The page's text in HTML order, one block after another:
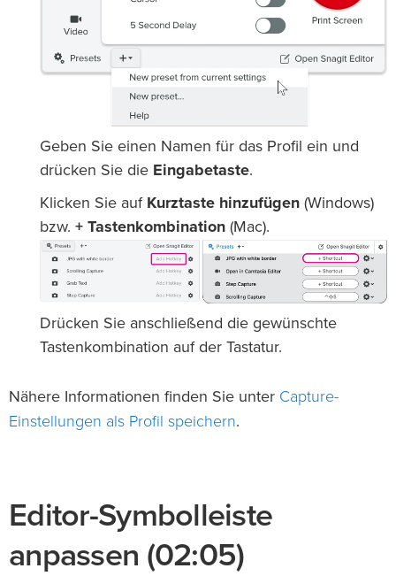
Geben Sie einen Namen für das Profil ein und
drücken Sie die Eingabetaste.
Klicken Sie auf Kurztaste hinzufügen (Windows)
bzw. + Tastenkombination (Mac).
Drücken Sie anschließend die gewünschte
Tastenkombination auf der Tastatur.
Nähere Informationen finden Sie unter Capture-
Einstellungen als Profil speichern.
Editor-Symbolleiste
anpassen (02:05)